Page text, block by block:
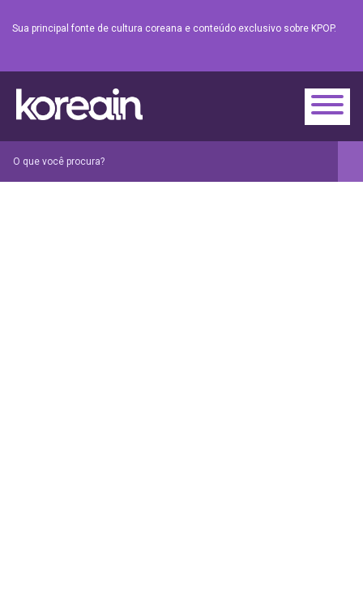
Sua principal fonte de cultura coreana e conteúdo exclusivo sobre KPOP.